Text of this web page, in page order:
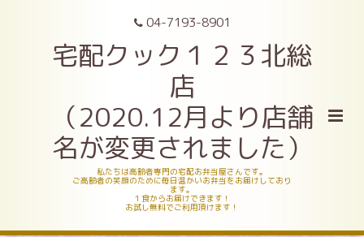
04-7193-8901
宅配クック１２３北総
店
（2020.12月より店舗
名が変更されました）
私たちは高齢者専門の宅配お弁当屋さんです。
ご高齢者の笑顔のために毎日温かいお弁当をお届けしており
ます。
１食からお届けできます！
お試し無料でご利用頂けます！